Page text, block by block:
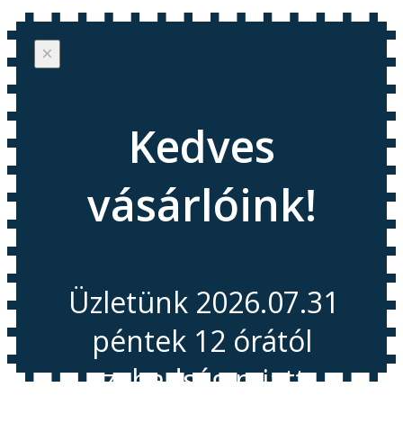
×
Kedves
vásárlóink!
Üzletünk 2026.07.31
péntek 12 órától
szabadság miatt